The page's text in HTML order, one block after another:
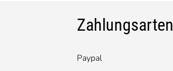
Zahlungsarten
Paypal